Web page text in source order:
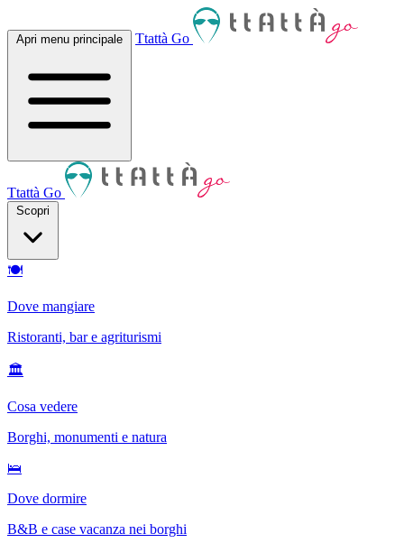
Apri menu principale Ttattà Go
Ttattà Go
Scopri
🍽
Dove mangiare
Ristoranti, bar e agriturismi
🏛
Cosa vedere
Borghi, monumenti e natura
🛌
Dove dormire
B&B e case vacanza nei borghi